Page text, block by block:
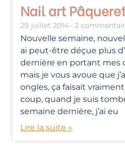
Nail art
29 juillet 2014 2
Nouvelle semaine,
ai peut-être déçue plus
dernière en portant mes
mais je vous avoue que
ongles, ça faisait
coup, quand je suis
semaine dernière, j’ai eu
Lire la suite »